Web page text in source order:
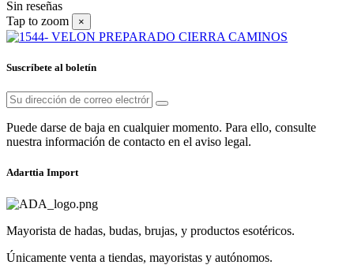
Sin reseñas
Tap to zoom
×
Suscríbete al boletín
Puede darse de baja en cualquier momento. Para ello, consulte
nuestra información de contacto en el aviso legal.
Adarttia Import
Mayorista de hadas, budas, brujas, y productos esotéricos.
Únicamente venta a tiendas, mayoristas y autónomos.